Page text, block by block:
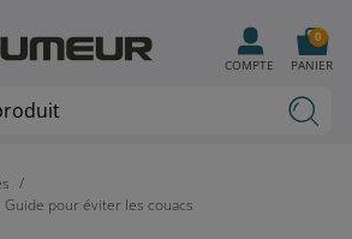
Guide pour éviter les couacs
COMPTE PANIER
0